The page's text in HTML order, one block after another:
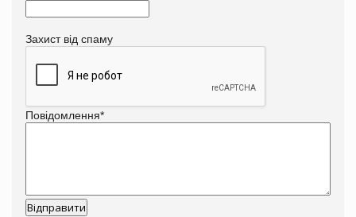
Захист від спаму
Повідомлення*